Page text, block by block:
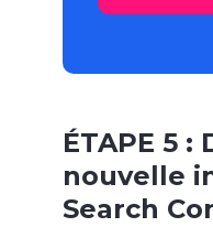
ÉTAPE 5
nouvelle
Search